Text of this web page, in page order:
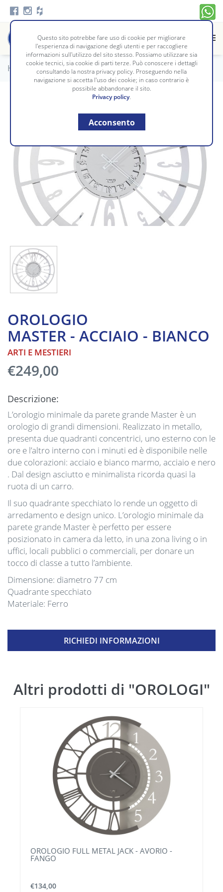
Home / Complementi / OROLOGI
OROLOGIO
MASTER - ACCIAIO - BIANCO
ARTI E MESTIERI
€249,00
Descrizione:
L’orologio minimale da parete grande Master è un
orologio di grandi dimensioni. Realizzato in metallo,
presenta due quadranti concentrici, uno esterno con le
ore e l’altro interno con i minuti ed è disponibile nelle
due colorazioni: acciaio e bianco marmo, acciaio e nero
. Dal design asciutto e minimalista ricorda quasi la
ruota di un carro.
Il suo quadrante specchiato lo rende un oggetto di
arredamento e design unico. L’orologio minimale da
parete grande Master è perfetto per essere
posizionato in camera da letto, in una zona living o in
uffici, locali pubblici o commerciali, per donare un
tocco di classe a tutto l’ambiente.
Dimensione: diametro 77 cm
Quadrante specchiato
Materiale: Ferro
RICHIEDI INFORMAZIONI
Altri prodotti di "OROLOGI"
OROLOGIO FULL METAL JACK - AVORIO -
FANGO
€134,00
Questo sito potrebbe fare uso di cookie per migliorare
l'esperienza di navigazione degli utenti e per raccogliere
informazioni sull'utilizzo del sito stesso. Possiamo utilizzare sia
cookie tecnici, sia cookie di parti terze. Può conoscere i dettagli
consultando la nostra privacy policy. Proseguendo nella
navigazione si accetta l'uso dei cookie; in caso contrario è
possibile abbandonare il sito.
Privacy policy.
Acconsento